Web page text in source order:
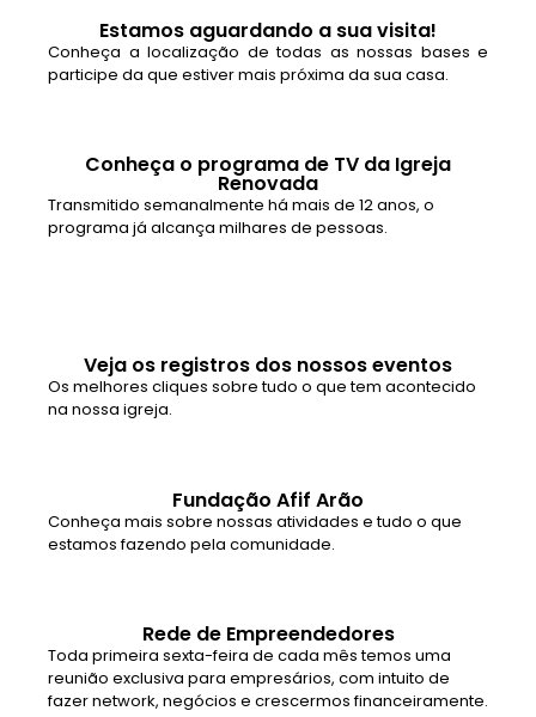
Estamos aguardando a sua visita!
Conheça a localização de todas as nossas bases e
participe da que estiver mais próxima da sua casa.
Conheça o programa de TV da Igreja
Renovada
Transmitido semanalmente há mais de 12 anos, o
programa já alcança milhares de pessoas.
Veja os registros dos nossos eventos
Os melhores cliques sobre tudo o que tem acontecido
na nossa igreja.
Fundação Afif Arão
Conheça mais sobre nossas atividades e tudo o que
estamos fazendo pela comunidade.
Rede de Empreendedores
Toda primeira sexta-feira de cada mês temos uma
reunião exclusiva para empresários, com intuito de
fazer network, negócios e crescermos financeiramente.